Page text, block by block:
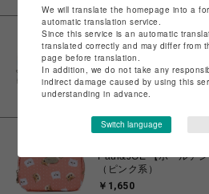
リュテス
Paul&JOE 【ポールア
￥1,650
Paul&JOE 【ポールア
（ピンク系）
￥1,650
We will translate the homepage into a
automatic translation service.
Since this service is an automatic
translated correctly and may differ from
page before translation.
In addition, we do not take any
indirect damage caused by using this
understanding in advance.
Switch language